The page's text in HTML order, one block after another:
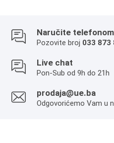
Naručite telefonom
Pozovite broj 033 873
Live chat
Pon-Sub od 9h do 21h
prodaja@ue.ba
Odgovorićemo Vam u